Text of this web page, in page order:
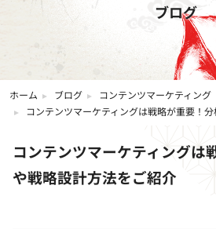
ブログ
ホーム ブログ
コンテンツマーケティング
コンテンツマーケティングは戦略が重要！
コンテンツマーケティングは
や戦略設計方法をご紹介